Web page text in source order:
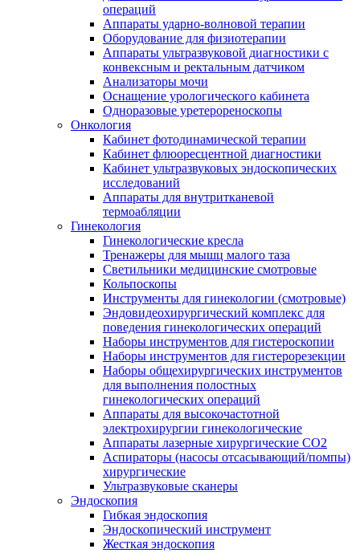
операций
Аппараты ударно-волновой терапии
Оборудование для физиотерапии
Аппараты ультразвуковой диагностики с
конвексным и ректальным датчиком
Анализаторы мочи
Оснащение урологического кабинета
Одноразовые уретерореноскопы
Онкология
Кабинет фотодинамической терапии
Кабинет флюоресцентной диагностики
Кабинет ультразвуковых эндоскопических
исследований
Аппараты для внутритканевой
термоабляции
Гинекология
Гинекологические кресла
Тренажеры для мышц малого таза
Светильники медицинские смотровые
Кольпоскопы
Инструменты для гинекологии (смотровые)
Эндовидеохирургический комплекс для
поведения гинекологических операций
Наборы инструментов для гистероскопии
Наборы инструментов для гистерорезекции
Наборы общехирургических инструментов
для выполнения полостных
гинекологических операций
Аппараты для высокочастотной
электрохирургии гинекологические
Аппараты лазерные хирургические СО2
Аспираторы (насосы отсасывающий/помпы)
хирургические
Ультразвуковые сканеры
Эндоскопия
Гибкая эндоскопия
Эндоскопический инструмент
Жесткая эндоскопия